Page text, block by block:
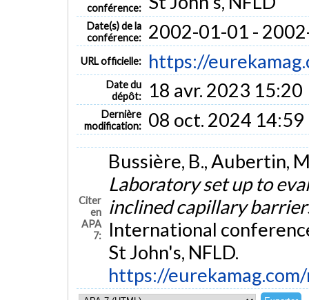
conférence:
Date(s) de la
conférence:
2002-01-01 -
URL officielle: https://
Date du
dépôt:
18 avr. 2023 15:20
Dernière
modification:
08 oct. 2024 14:59
Citer
en
APA
7:
Bussière, B., Aubertin,
Laboratory set up to
inclined capillary
International
St John's, NFLD.
https://